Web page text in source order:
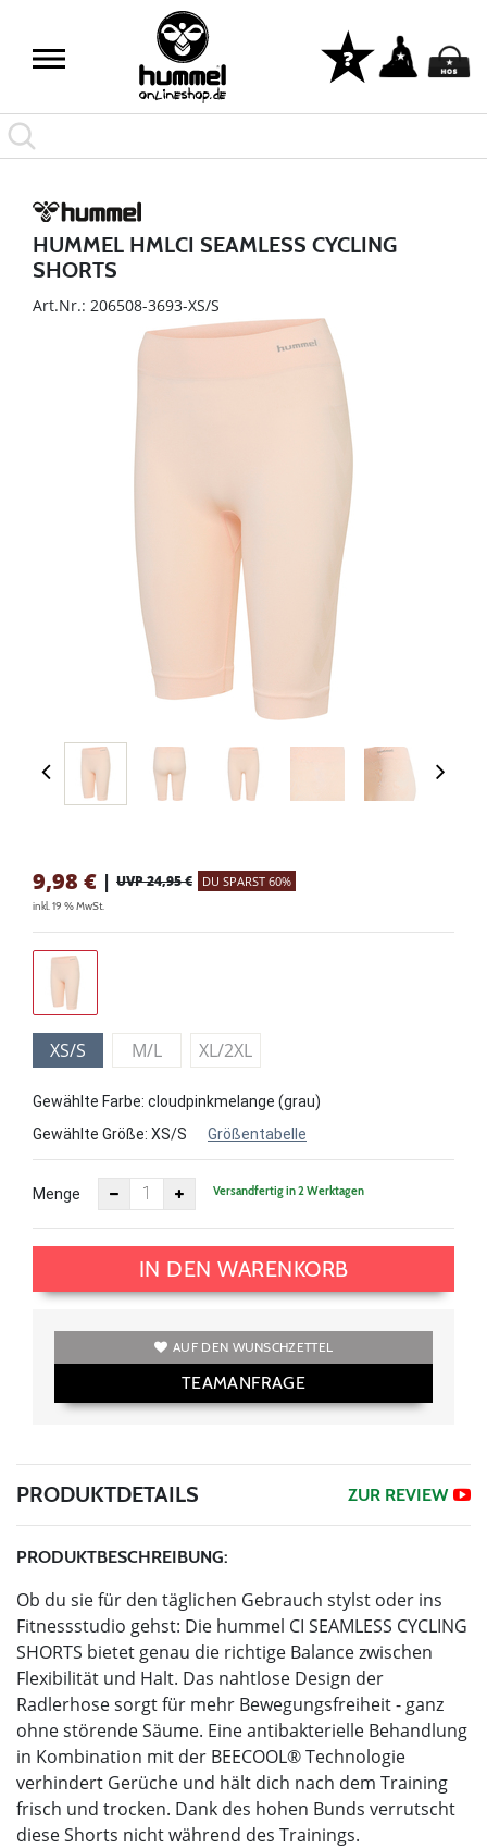
HUMMEL HMLCI SEAMLESS CYCLING
SHORTS
Art.Nr.: 206508-3693-XS/S
9,98 € | UVP 24,95 € DU SPARST 60%
inkl. 19 % MwSt.
XS/S M/L XL/2XL
Gewählte Farbe: cloudpinkmelange (grau)
Gewählte Größe: XS/S Größentabelle
Menge Versandfertig in 2 Werktagen
IN DEN WARENKORB
AUF DEN WUNSCHZETTEL
TEAMANFRAGE
PRODUKTDETAILS ZUR REVIEW
PRODUKTBESCHREIBUNG:
Ob du sie für den täglichen Gebrauch stylst oder ins
Fitnessstudio gehst: Die hummel CI SEAMLESS CYCLING
SHORTS bietet genau die richtige Balance zwischen
Flexibilität und Halt. Das nahtlose Design der
Radlerhose sorgt für mehr Bewegungsfreiheit - ganz
ohne störende Säume. Eine antibakterielle Behandlung
in Kombination mit der BEECOOL® Technologie
verhindert Gerüche und hält dich nach dem Training
frisch und trocken. Dank des hohen Bunds verrutscht
diese Shorts nicht während des Trainings.